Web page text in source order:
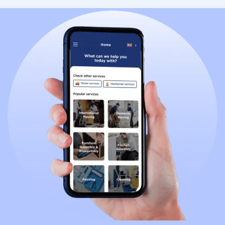
celle de la Grèce est le grec.
Ces informations ne montrent qu'une chose : lorsque
vous déménagez des Pays-Bas vers la Grèce, la
langue est un autre élément crucial de vos
connaissances que vous devez vous empresser
d'approfondir.
Pour en savoir plus sur les informations nécessaires
à votre déménagement des Pays-Bas vers la Grèce,
voici d'autres différences à prendre en compte.
Différences de culture et de mode de vie
Environnement de travail et d'affaires
Système éducatif
Différences de cuisine
Différences de culture et de mode de vie
Vous devez être prêt à vous adapter au mode de vie
des Grecs, dont la culture met davantage l'accent sur
l'histoire, l'hospitalité et les traditions. Contrairement